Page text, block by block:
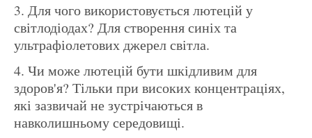
Для чого використовується лютецій у
світлодіодах? Для створення синіх та
ультрафіолетових джерел світла.
Чи може лютецій бути шкідливим для
здоров'я? Тільки при високих концентраціях,
які зазвичай не зустрічаються в
навколишньому середовищі.